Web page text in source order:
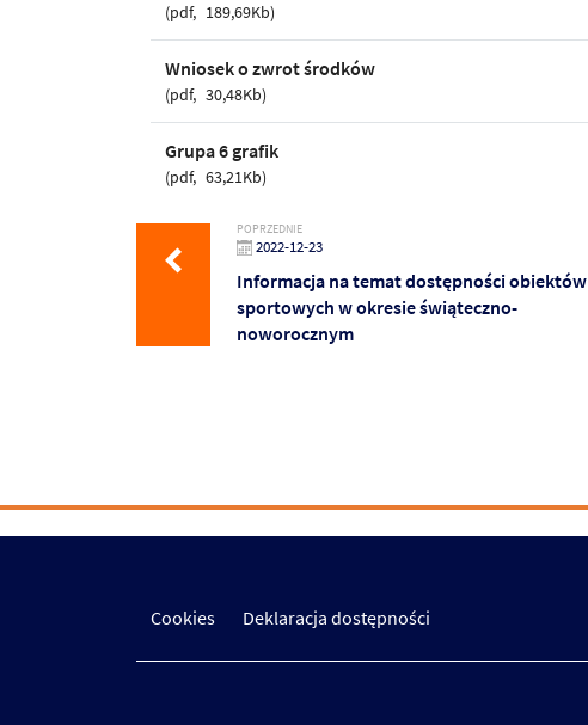
pdf 189,69Kb
Wniosek o zwrot środków
pdf 30,48Kb
Grupa 6 grafik
pdf 63,21Kb
POPRZEDNIE
2022-12-23
Informacja na temat dostępności obiektów
sportowych w okresie świąteczno-
noworocznym
Cookies Deklaracja dostępności